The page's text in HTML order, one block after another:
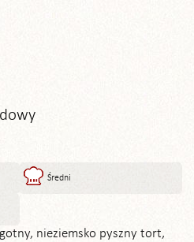
Średni
nieziemsko pyszny tort,